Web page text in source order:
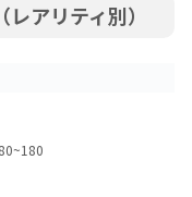
アリティ別）
80~180